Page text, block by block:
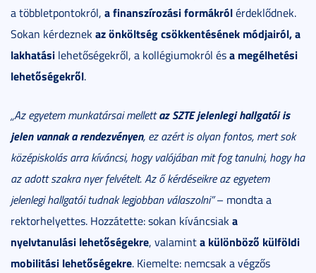
a többletpontokról, a finanszírozási formákrólérdeklődnek.
Sokan kérdeznekaz önköltség csökkentésének módjairól, a
lakhatási lehetőségekről, a kollégiumokról ésa megélhetési
lehetőségekről.
„Az egyetem munkatársai mellettaz SZTE jelenlegi hallgatói is
jelen vannak a rendezvényen, ez azért is olyan fontos, mert sok
középiskolás arra kíváncsi, hogy valójában mit fog tanulni, hogy ha
az adott szakra nyer felvételt. Az ő kérdéseikre az egyetem
jelenlegi hallgatói tudnak legjobban válaszolni”– mondta a
rektorhelyettes. Hozzátette: sokan kíváncsiaka
nyelvtanulási lehetőségekre, valaminta különböző külföldi
mobilitási lehetőségekre. Kiemelte: nemcsak a végzős